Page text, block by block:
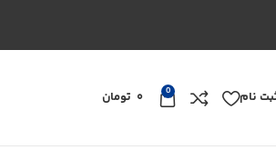
نام 0 تومان